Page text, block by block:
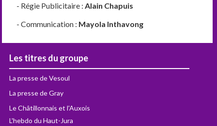
- Régie Publicitaire :Alain Chapuis
- Communication : Mayola Inthavong
Les titres du groupe
La presse de Vesoul
La presse de Gray
Le Châtillonnais et l'Auxois
L'hebdo du Haut-Jura